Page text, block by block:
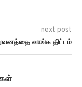
next post
வாங்க திட்டம்